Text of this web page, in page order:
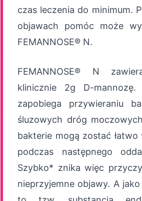
czas leczenia do minimum.
objawach pomóc może
FEMANNOSE® N.
FEMANNOSE® N
klinicznie 2g D-mannozę.
zapobiega przywieraniu
śluzowych dróg
bakterie mogą zostać łatwo
podczas następnego
Szybko* znika więc
nieprzyjemne objawy. A